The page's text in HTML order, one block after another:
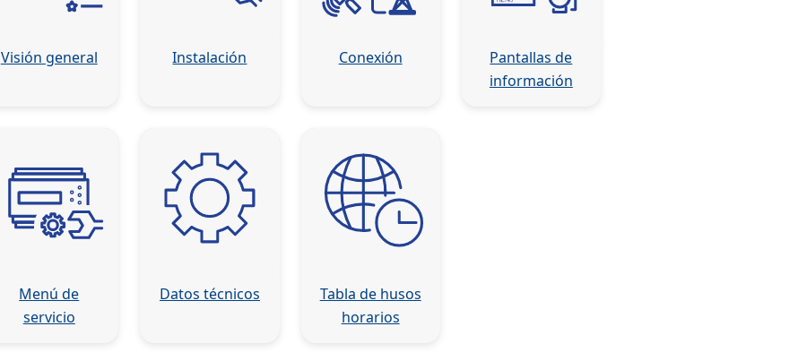
Visión general Instalación Conexión
Pantallas de
información
Menú de
servicio
Datos técnicos
Tabla de husos
horarios